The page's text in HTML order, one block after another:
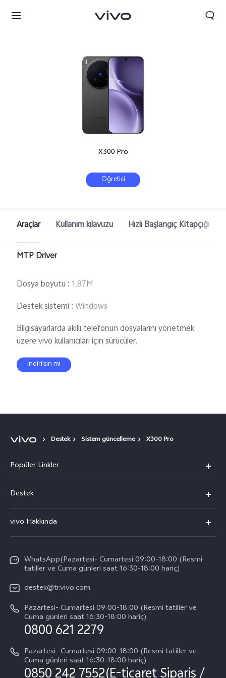
X300 Pro
Öğretici
Araçlar Kullanım kılavuzu Hızlı Başlangıç Kitapçığı
MTP Driver
Dosya boyutu : 1.87M
Destek sistemi :Windows
Bilgisayarlarda akıllı telefonun dosyalarını yönetmek
üzere vivo kullanıcıları için sürücüler.
İndirilsin mi
Destek Sistem güncelleme X300 Pro
Popüler Linkler
vivo X300
vivo V60 5G
vivo X200 FE
Tüm Modeller
Destek
Yetkili Servis Noktalarımız
IMEI kimlik doğrulaması
Yedek Parçaların Fiyatı
Sistem Güncellemesi
Başlangıç ve Kullanım ​​Kılavuzu
Garanti Politikamız
Müşteri Hizmetleri Gizlilik Beyanı
vivo Hakkında
vivo'da Kariyer
Basın
Yasal Bildirimler
Hakkımızda
Sürdürülebilirlik
vivo Gizlilik Merkezi
WhatsApp(Pazartesi- Cumartesi 09:00-18:00 (Resmi
tatiller ve Cuma günleri saat 16:30-18:00 hariç)
destek@tr.vivo.com
Pazartesi- Cumartesi 09:00-18:00 (Resmi tatiller ve
Cuma günleri saat 16:30-18:00 hariç)
0800 621 2279
Pazartesi- Cumartesi 09:00-18:00 (Resmi tatiller ve
Cuma günleri saat 16:30-18:00 hariç)